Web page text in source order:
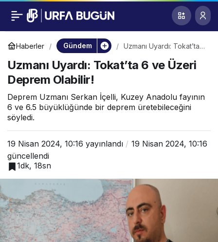
Haberler Gündem
Uzmanı Uyardı: Tokat’ta 6
Uzmanı Uyardı: Tokat’ta 6 ve Üzeri
Deprem Olabilir!
Deprem Uzmanı Serkan İçelli, Kuzey Anadolu fayının
6 ve 6.5 büyüklüğünde bir deprem üretebileceğini
söyledi.
19 Nisan 2024, 10:16 yayınlandı
19 Nisan 2024, 10:16
güncellendi
1dk, 18sn
Uzmanı Uyardı:
Tokat’ta 6 ve Üzeri
Deprem Olabilir!
0